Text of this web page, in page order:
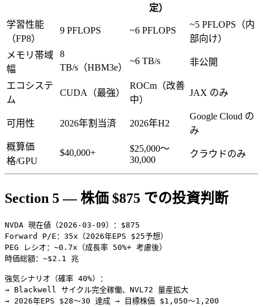
定）
学習性能
（FP8）
9 PFLOPS ~6 PFLOPS
~5 PFLOPS（内
部向け）
メモリ帯域
幅
8
TB/s（HBM3e）
~6 TB/s 非公開
エコシステ
ム
CUDA（最強）
ROCm（改善
中）
JAX のみ
可用性 2026年割当済 2026年H2
Google Cloud の
み
概算価
格/GPU
$40,000+
$25,000〜
30,000
クラウドのみ
Section 5 — 株価 $875 での投資判断
NVDA 現在値（2026-03-09）：$875
Forward P/E：35x（2026年EPS $25予想）
PEG レシオ：~0.7x（成長率 50%+ 考慮後）
時価総額：~$2.1 兆
強気シナリオ（確率 40%）：
→ Blackwell サイクル完全稼働、NVL72 量産拡大
→ 2026年EPS $28〜30 達成 → 目標株価 $1,050〜1,200